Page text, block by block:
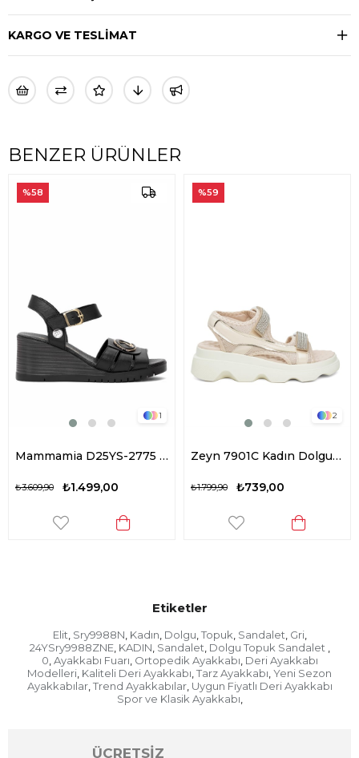
KARGO VE TESLİMAT
BENZER ÜRÜNLER
Mammamia D25YS-2775 Kadın Hakiki Deri Dolgu Topuk Sandalet Siyah Zeyn 7901C Kadın Dolgu Topuk Sandalet Pudra
₺739,00
₺1.799,90 ₺1.129,00
₺2.569,90
Etiketler
Elit, Sry9988N, Kadın, Dolgu, Topuk, Sandalet, Gri,
24YSry9988ZNE, KADIN, Sandalet, Dolgu Topuk Sandalet ,
0, Ayakkabı Fuarı, Ortopedik Ayakkabı, Deri Ayakkabı
Modelleri, Kaliteli Deri Ayakkabı, Tarz Ayakkabı, Yeni Sezon
Ayakkabılar, Trend Ayakkabılar, Uygun Fiyatlı Deri Ayakkabı
Spor ve Klasik Ayakkabı,
ÜCRETSİZ